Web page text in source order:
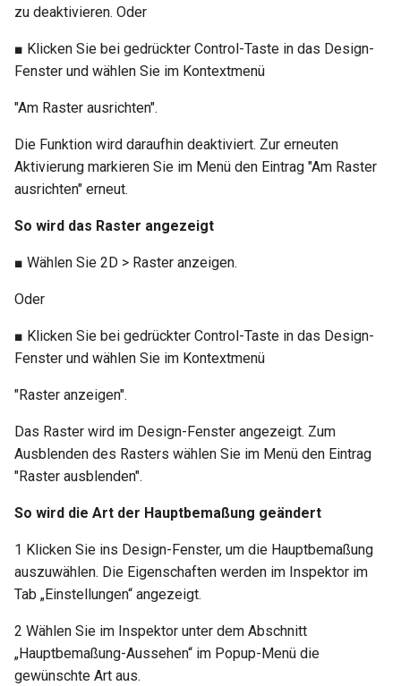
zu deaktivieren. Oder
■ Klicken Sie bei gedrückter Control-Taste in das Design-
Fenster und wählen Sie im Kontextmenü
"Am Raster ausrichten".
Die Funktion wird daraufhin deaktiviert. Zur erneuten
Aktivierung markieren Sie im Menü den Eintrag "Am Raster
ausrichten" erneut.
So wird das Raster angezeigt
■ Wählen Sie 2D > Raster anzeigen.
Oder
■ Klicken Sie bei gedrückter Control-Taste in das Design-
Fenster und wählen Sie im Kontextmenü
"Raster anzeigen".
Das Raster wird im Design-Fenster angezeigt. Zum
Ausblenden des Rasters wählen Sie im Menü den Eintrag
"Raster ausblenden".
So wird die Art der Hauptbemaßung geändert
1 Klicken Sie ins Design-Fenster, um die Hauptbemaßung
auszuwählen. Die Eigenschaften werden im Inspektor im
Tab „Einstellungen“ angezeigt.
2 Wählen Sie im Inspektor unter dem Abschnitt
„Hauptbemaßung-Aussehen“ im Popup-Menü die
gewünschte Art aus.